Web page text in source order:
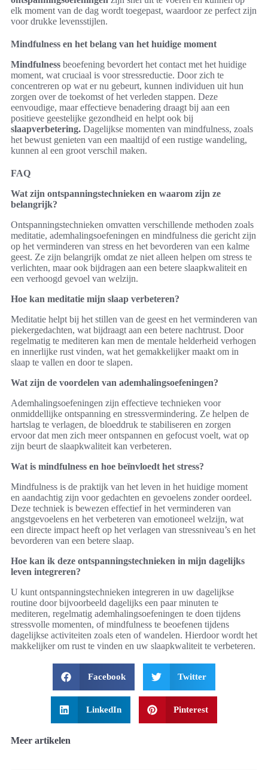
elk moment van de dag wordt toegepast, waardoor ze perfect zijn
voor drukke levensstijlen.
Mindfulness en het belang van het huidige moment
Mindfulness beoefening bevordert het contact met het huidige
moment, wat cruciaal is voor stressreductie. Door zich te
concentreren op wat er nu gebeurt, kunnen individuen uit hun
zorgen over de toekomst of het verleden stappen. Deze
eenvoudige, maar effectieve benadering draagt bij aan een
positieve geestelijke gezondheid en helpt ook bij
slaapverbetering. Dagelijkse momenten van mindfulness, zoals
het bewust genieten van een maaltijd of een rustige wandeling,
kunnen al een groot verschil maken.
FAQ
Wat zijn ontspanningstechnieken en waarom zijn ze
belangrijk?
Ontspanningstechnieken omvatten verschillende methoden zoals
meditatie, ademhalingsoefeningen en mindfulness die gericht zijn
op het verminderen van stress en het bevorderen van een kalme
geest. Ze zijn belangrijk omdat ze niet alleen helpen om stress te
verlichten, maar ook bijdragen aan een betere slaapkwaliteit en
een verhoogd gevoel van welzijn.
Hoe kan meditatie mijn slaap verbeteren?
Meditatie helpt bij het stillen van de geest en het verminderen van
piekergedachten, wat bijdraagt aan een betere nachtrust. Door
regelmatig te mediteren kan men de mentale helderheid verhogen
en innerlijke rust vinden, wat het gemakkelijker maakt om in
slaap te vallen en door te slapen.
Wat zijn de voordelen van ademhalingsoefeningen?
Ademhalingsoefeningen zijn effectieve technieken voor
onmiddellijke ontspanning en stressvermindering. Ze helpen de
hartslag te verlagen, de bloeddruk te stabiliseren en zorgen
ervoor dat men zich meer ontspannen en gefocust voelt, wat op
zijn beurt de slaapkwaliteit kan verbeteren.
Wat is mindfulness en hoe beïnvloedt het stress?
Mindfulness is de praktijk van het leven in het huidige moment
en aandachtig zijn voor gedachten en gevoelens zonder oordeel.
Deze techniek is bewezen effectief in het verminderen van
angstgevoelens en het verbeteren van emotioneel welzijn, wat
een directe impact heeft op het verlagen van stressniveau’s en het
bevorderen van een betere slaap.
Hoe kan ik deze ontspanningstechnieken in mijn dagelijks
leven integreren?
U kunt ontspanningstechnieken integreren in uw dagelijkse
routine door bijvoorbeeld dagelijks een paar minuten te
mediteren, regelmatig ademhalingsoefeningen te doen tijdens
stressvolle momenten, of mindfulness te beoefenen tijdens
dagelijkse activiteiten zoals eten of wandelen. Hierdoor wordt het
makkelijker om rust te vinden en uw slaapkwaliteit te verbeteren.
Facebook Twitter
LinkedIn Pinterest
Meer artikelen